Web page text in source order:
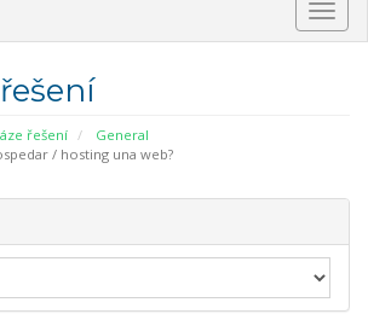
řešení
General
/ hosting una web?